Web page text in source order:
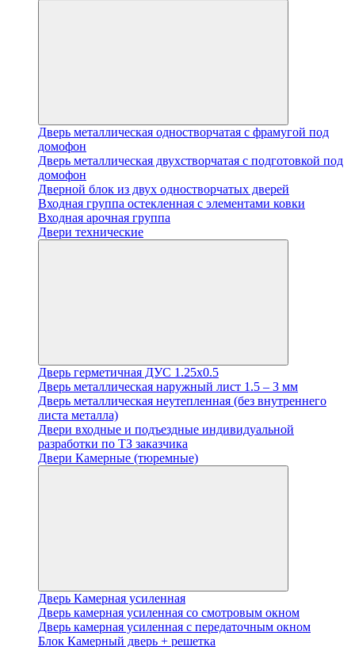
Дверь металлическая одностворчатая с фрамугой под
домофон
Дверь металлическая двухстворчатая с подготовкой под
домофон
Дверной блок из двух одностворчатых дверей
Входная группа остекленная с элементами ковки
Входная арочная группа
Двери технические
Дверь герметичная ДУС 1.25х0.5
Дверь металлическая наружный лист 1.5 – 3 мм
Дверь металлическая неутепленная (без внутреннего
листа металла)
Двери входные и подъездные индивидуальной
разработки по ТЗ заказчика
Двери Камерные (тюремные)
Дверь Камерная усиленная
Дверь камерная усиленная со смотровым окном
Дверь камерная усиленная с передаточным окном
Блок Камерный дверь + решетка